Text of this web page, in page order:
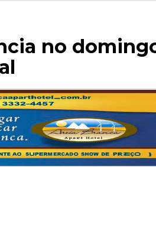
no